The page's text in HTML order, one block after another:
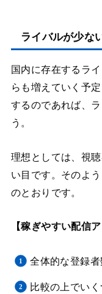
ライバルが少な
国内に存在するラ
らも増えていく予
するのであれば、
う。
理想としては、視
い目です。そのよ
のとおりです。
【稼ぎやすい配信
全体的な登録
比較の上でい